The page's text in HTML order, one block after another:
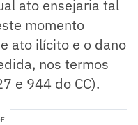
ato ensejaria tal
momento
ato ilícito e o dano
nos termos
e 944 do CC).